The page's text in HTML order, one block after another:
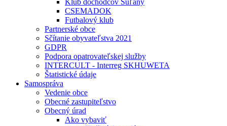
Klub dôchodcov Šuľany
CSEMADOK
Futbalový klub
Partnerské obce
Sčítanie obyvateľstva 2021
GDPR
Podpora opatrovateľskej služby
INTERCULT - Interreg SKHUWETA
Štatistické údaje
Samospráva
Vedenie obce
Obecné zastupiteľstvo
Obecný úrad
Ako vybaviť